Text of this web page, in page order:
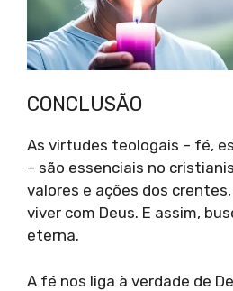
CONCLUSÃO
As virtudes teologais – fé,
– são essenciais no
valores e ações dos
viver com Deus. E assim,
eterna.
A fé nos liga à verdade de